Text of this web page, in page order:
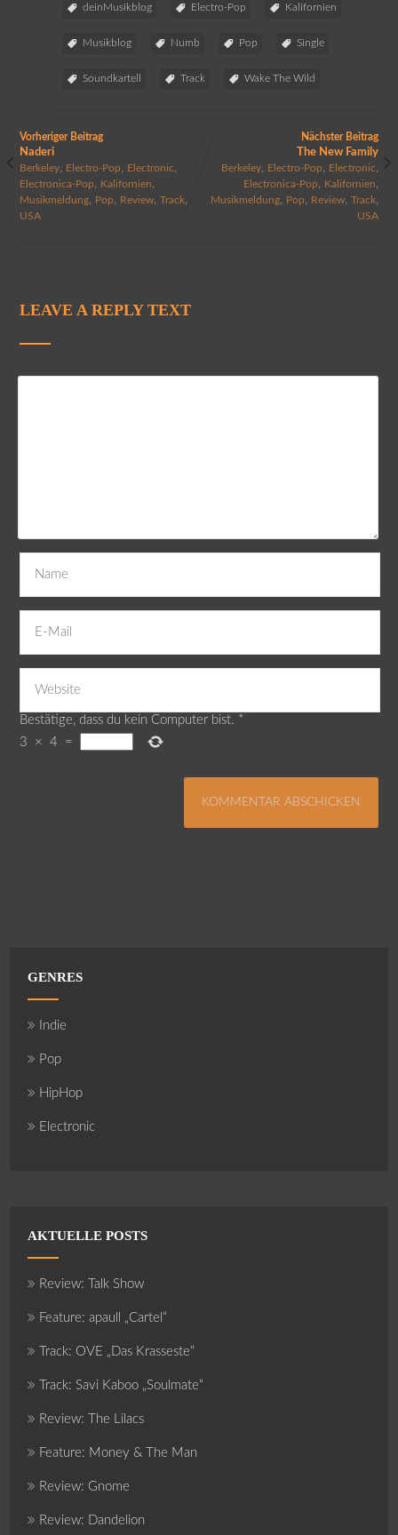
deinMusikblog Electro-Pop Kalifornien
Musikblog Numb Pop Single
Soundkartell Track Wake The Wild
Vorheriger Beitrag
Naderi
Berkeley, Electro-Pop Electronic
Electronica-Pop Kalifornien
Musikmeldung, Pop Review, Track,
USA
Nächster Beitrag
The New Family
Berkeley Electro-Pop Electronic
Electronica-Pop Kalifornien
Musikmeldung Pop Review ,Track
USA
LEAVE A REPLY TEXT
Bestätige, dass du kein Computer bist. *
3
× 4 =
GENRES
Indie
Pop
HipHop
Electronic
AKTUELLE POSTS
Review: Talk Show
Feature: apaull „Cartel“
Track: OVE „Das Krasseste“
Track: Savi Kaboo „Soulmate“
Review: The Lilacs
Feature: Money & The Man
Review: Gnome
Review: Dandelion